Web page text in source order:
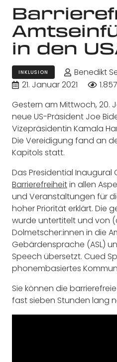
in den
INKLUSION
Benedikt
21. Januar 2021
1.857
Gestern am Mittwoch, 20.
neue US-Präsident Joe
Vizepräsidentin Kamala
Die Vereidigung fand an
Kapitols statt.
Das Presidential
Barrierefreiheitin allen
und Veranstaltungen für
hoher Priorität erklärt. Die
wurde untertitelt und von
Dolmetscher:innen in die
Gebärdensprache (ASL)
Speech übersetzt. Cued
phonembasiertes
Sie können die
fast sieben Stunden lang